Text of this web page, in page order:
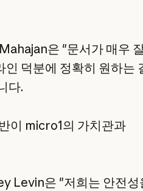
은 "문서가 매우
덕분에 정확히 원하는
다.
이 micro1의 가치관과
Levin은 "저희는 안전성